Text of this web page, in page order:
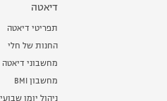
דיאטה
תפריטי דיאטה
החנות של חלי
מחשבוני דיאטה
מחשבון BMI